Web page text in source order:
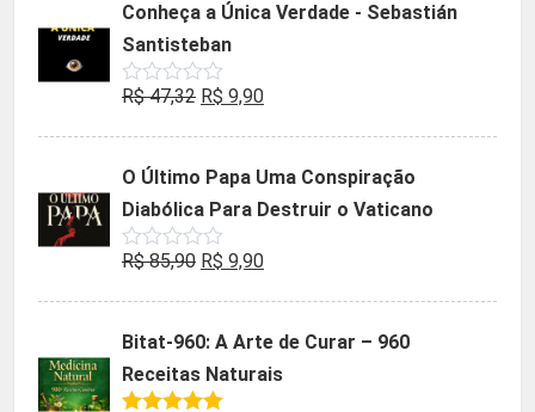
era:
R$ 35,90.
é:
Conheça a Única Verdade - Sebastián
Santisteban
Avaliação
de
R$47,32 O
era:
R$ 47,32.
R$ 9,90O
é:
R$ 9,90.
O Último Papa Uma Conspiração
Diabólica Para Destruir o Vaticano
Avaliação
de
R$85,90 O
era:
R$ 85,90.
R$ 9,90O
é:
R$ 9,90.
Bitat-960: A Arte de Curar – 960
Receitas Naturais